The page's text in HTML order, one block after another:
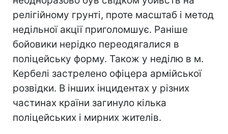
релігійному грунті, проте масштаб і метод
недільної акції приголомшує. Раніше
бойовики нерідко переодягалися в
поліцейську форму. Також у неділю в м.
Кербелі застрелено офіцера армійської
розвідки. В інших інцидентах у різних
частинах країни загинуло кілька
поліцейських і мирних жителів.